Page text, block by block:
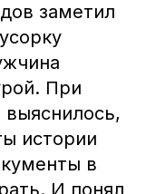
заметил
При
истории
в
И понял